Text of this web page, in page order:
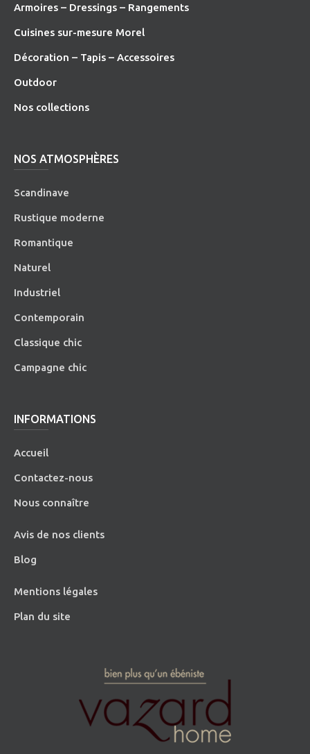
Armoires – Dressings – Rangements
Cuisines sur-mesure Morel
Décoration – Tapis – Accessoires
Outdoor
Nos collections
NOS ATMOSPHÈRES
Scandinave
Rustique moderne
Romantique
Naturel
Industriel
Contemporain
Classique chic
Campagne chic
INFORMATIONS
Accueil
Contactez-nous
Nous connaître
Avis de nos clients
Blog
Mentions légales
Plan du site